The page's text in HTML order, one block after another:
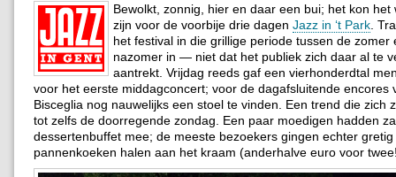
Bewolkt, zonnig, hier en daar een bui; het kon het
zijn voor de voorbije drie dagen Jazz in ‘t Park .
het festival in die grillige periode tussen de zomer
nazomer in — niet dat het publiek zich daar al te
aantrekt. Vrijdag reeds gaf een vierhonderdtal
voor het eerste middagconcert; voor de dagafsluitende encores
Bisceglia nog nauwelijks een stoel te vinden. Een trend die zich
tot zelfs de doorregende zondag. Een paar moedigen hadden
dessertenbuffet mee; de meeste bezoekers gingen echter gretig
pannenkoeken halen aan het kraam (anderhalve euro voor